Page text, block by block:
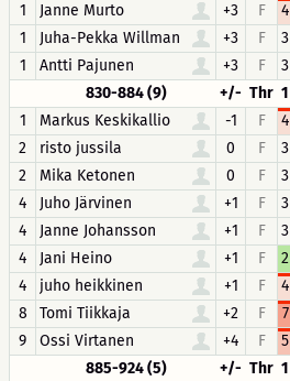
1
Janne Murto +3 F 4
1
Juha-Pekka Willman +3 F 3
1
Antti Pajunen +3 F 3
830-884 (9)
+/- Thr 1
1
Markus Keskikallio -1 F 4
2
risto jussila 0 F 3
2
Mika Ketonen 0 F 3
4
Juho Järvinen +1 F 3
4
Janne Johansson +1 F 3
4
Jani Heino +1 F 2
4
juho heikkinen +1 F 4
8
Tomi Tiikkaja +2 F 7
9
Ossi Virtanen +4 F 5
885-924 (5)
+/- Thr 1